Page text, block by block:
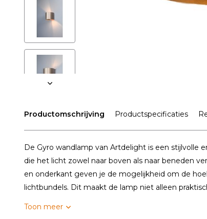
Productomschrijving Productspecificaties
De Gyro wandlamp van Artdelight is een stijlvolle
die het licht zowel naar boven als naar beneden
en onderkant geven je de mogelijkheid om de
lichtbundels. Dit maakt de lamp niet alleen
Toon meer